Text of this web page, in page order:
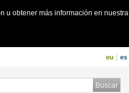
u obtener más información en nuestra
eu es